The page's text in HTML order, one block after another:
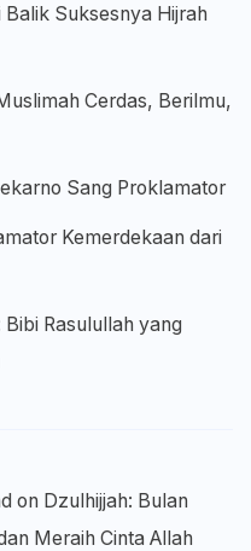
Suksesnya Hijrah
Cerdas, Berilmu,
Sang Proklamator
Kemerdekaan dari
Rasulullah yang
on Dzulhijjah: Bulan
Meraih Cinta Allah